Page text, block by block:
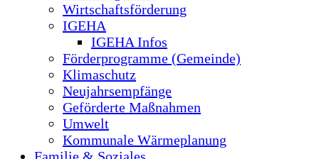
Wirtschaftsförderung
IGEHA
IGEHA Infos
Förderprogramme (Gemeinde)
Klimaschutz
Neujahrsempfänge
Geförderte Maßnahmen
Umwelt
Kommunale Wärmeplanung